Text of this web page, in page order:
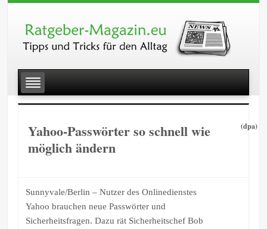
Yahoo-Passwörter so schnell wie
möglich ändern
(dpa)
Sunnyvale/Berlin – Nutzer des Onlinedienstes
Yahoo brauchen neue Passwörter und
Sicherheitsfragen. Dazu rät Sicherheitschef Bob